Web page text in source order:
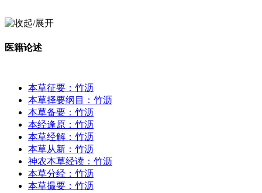
医籍论述
本草征要：竹沥
本草择要纲目：竹沥
本草备要：竹沥
本经逢原：竹沥
本草经解：竹沥
本草从新：竹沥
神农本草经读：竹沥
本草分经：竹沥
本草撮要：竹沥